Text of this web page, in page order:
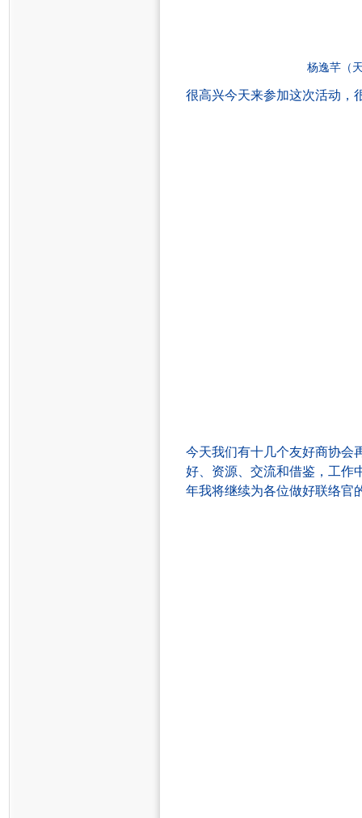
杨逸芊 （
很高兴今天来参加这次活动，
今天我们有十几个友好商协会
好、资源、交流和借鉴， 工作
年我将继续为各位做好联络官